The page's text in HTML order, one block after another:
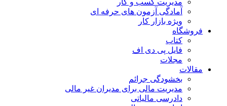
آمادگی آزمون های حرفه ای
ویژه بازار کار
فروشگاه
کتاب
فایل پی دی اف
مجلات
مقالات
بخشودگی جرائم
مدیریت مالی برای مدیران غیر مالی
دادرسی مالیاتی